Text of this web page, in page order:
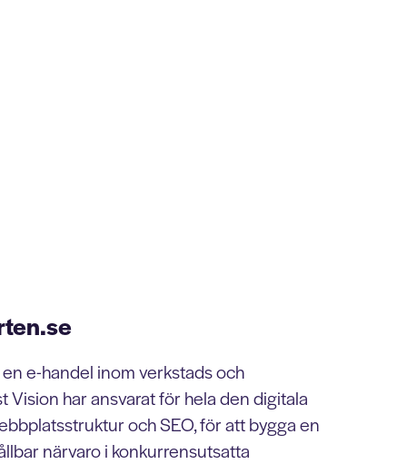
e-handel inom verkstads och
Vision har ansvarat för hela den digitala
och SEO, för att bygga en
närvaro i konkurrensutsatta